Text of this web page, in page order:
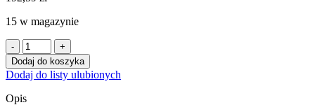
15 w magazynie
ilość
HappyOne
Grain-
Free
Mediterraneum
Dodaj do koszyka
Dodaj do listy ulubionych
Opis